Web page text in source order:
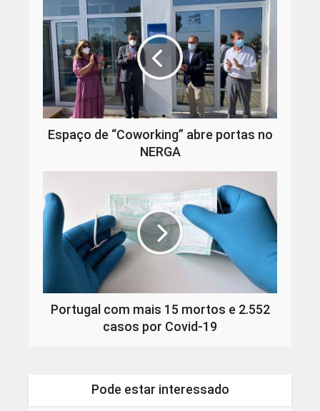
Espaço de “Coworking” abre portas no
NERGA
Portugal com mais 15 mortos e 2.552
casos por Covid-19
Pode estar interessado